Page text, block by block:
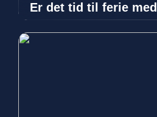
Er det tid til ferie